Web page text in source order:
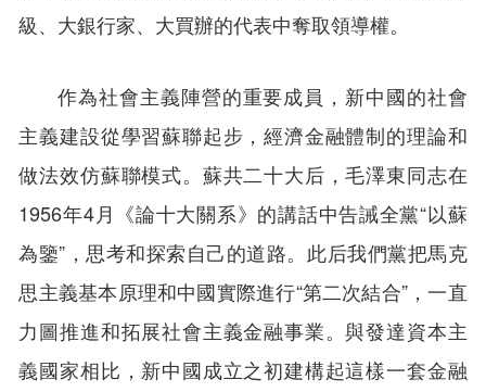
級、大銀行家、大買辦的代表中奪取領導權。
作為社會主義陣營的重要成員，新中國的社會
主義建設從學習蘇聯起步，經濟金融體制的理論和
做法效仿蘇聯模式。蘇共二十大后，毛澤東同志在
1956年4月《論十大關系》的講話中告誡全黨“以蘇
為鑒”，思考和探索自己的道路。此后我們黨把馬克
思主義基本原理和中國實際進行“第二次結合”，一直
力圖推進和拓展社會主義金融事業。與發達資本主
義國家相比，新中國成立之初建構起這樣一套金融